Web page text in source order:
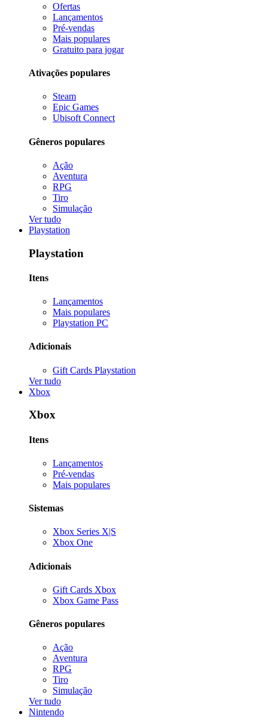
Ofertas
Lançamentos
Pré-vendas
Mais populares
Gratuito para jogar
Ativações populares
Steam
Epic Games
Ubisoft Connect
Gêneros populares
Ação
Aventura
RPG
Tiro
Simulação
Ver tudo
Playstation
Playstation
Itens
Lançamentos
Mais populares
Playstation PC
Adicionais
Gift Cards Playstation
Ver tudo
Xbox
Xbox
Itens
Lançamentos
Pré-vendas
Mais populares
Sistemas
Xbox Series X|S
Xbox One
Adicionais
Gift Cards Xbox
Xbox Game Pass
Gêneros populares
Ação
Aventura
RPG
Tiro
Simulação
Ver tudo
Nintendo